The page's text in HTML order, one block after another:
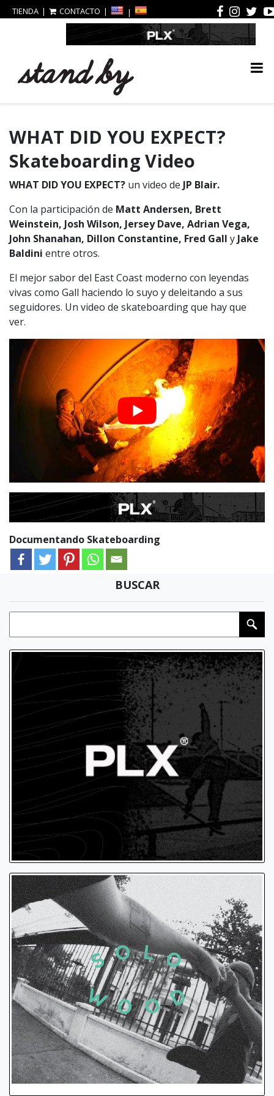
TIENDA CONTACTO
WHAT DID YOU EXPECT?
Skateboarding Video
WHAT DID YOU EXPECT? un video de JP Blair.
Con la participación de Matt Andersen, Brett
Weinstein, Josh Wilson, Jersey Dave, Adrian Vega,
John Shanahan, Dillon Constantine, Fred Gall y Jake
Baldini entre otros.
El mejor sabor del East Coast moderno con leyendas
vivas como Gall haciendo lo suyo y deleitando a sus
seguidores. Un video de skateboarding que hay que
ver.
Documentando Skateboarding
BUSCAR